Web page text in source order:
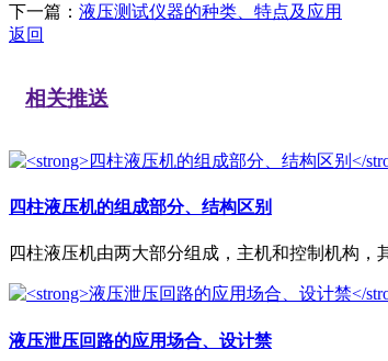
下一篇： 液压测试仪器的种类、特点及应用
返回
相关推送
四柱液压机的组成部分、结构区别
四柱液压机由两大部分组成，主机和控制机构，
液压泄压回路的应用场合、设计禁